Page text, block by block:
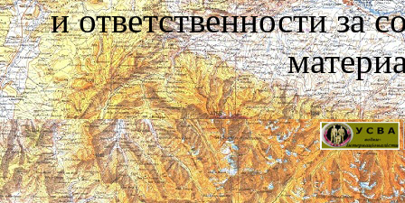
и ответственности за